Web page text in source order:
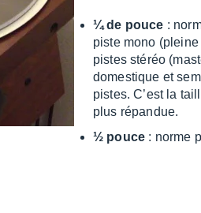
¼ de pouce :
piste mono
pistes stéréo
domes­tique et
pistes. C’est la
plus répan­due.
½ pouce : norme